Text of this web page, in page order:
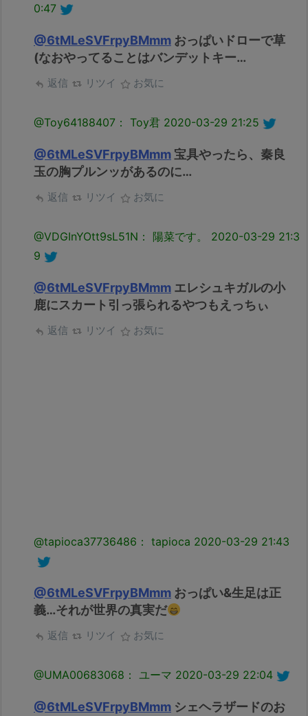
0:47
@6tMLeSVFrpyBMmm おっぱいドローで草
(なおやってることはバンデットキー…
返信 リツイ お気に
@Toy64188407： Toy君 2020-03-29 21:25
@6tMLeSVFrpyBMmm 宝具やったら、秦良
玉の胸プルンッがあるのに…
返信 リツイ お気に
@VDGInYOtt9sL51N： 陽菜です。
2020-03-29 21:3
9
@6tMLeSVFrpyBMmm エレシュキガルの小
鹿にスカート引っ張られるやつもえっちぃ
返信 リツイ お気に
@tapioca37736486： tapioca 2020-03-29 21:43
@6tMLeSVFrpyBMmm おっぱい&生足は正
義…それが世界の真実だ
返信 リツイ お気に
@UMA00683068： ユーマ 2020-03-29 22:04
@6tMLeSVFrpyBMmm シェヘラザードのお